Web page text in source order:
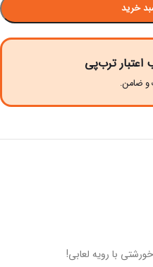
خرید
ترب‌پی
با رویه لعابی!